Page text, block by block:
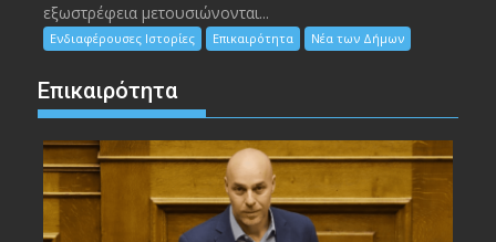
εξωστρέφεια μετουσιώνονται...
Ενδιαφέρουσες Ιστορίες Επικαιρότητα Νέα των Δήμων
Επικαιρότητα